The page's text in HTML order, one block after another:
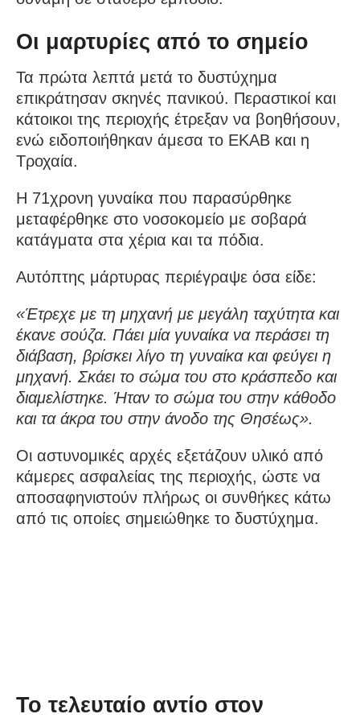
Οι μαρτυρίες από το σημείο
Τα πρώτα λεπτά μετά το δυστύχημα
επικράτησαν σκηνές πανικού. Περαστικοί και
κάτοικοι της περιοχής έτρεξαν να βοηθήσουν,
ενώ ειδοποιήθηκαν άμεσα το ΕΚΑΒ και η
Τροχαία.
Η 71χρονη γυναίκα που παρασύρθηκε
μεταφέρθηκε στο νοσοκομείο με σοβαρά
κατάγματα στα χέρια και τα πόδια.
Αυτόπτης μάρτυρας περιέγραψε όσα είδε:
«Έτρεχε με τη μηχανή με μεγάλη ταχύτητα και
έκανε σούζα. Πάει μία γυναίκα να περάσει τη
διάβαση, βρίσκει λίγο τη γυναίκα και φεύγει η
μηχανή. Σκάει το σώμα του στο κράσπεδο και
διαμελίστηκε. Ήταν το σώμα του στην κάθοδο
και τα άκρα του στην άνοδο της Θησέως».
Οι αστυνομικές αρχές εξετάζουν υλικό από
κάμερες ασφαλείας της περιοχής, ώστε να
αποσαφηνιστούν πλήρως οι συνθήκες κάτω
από τις οποίες σημειώθηκε το δυστύχημα.
Το τελευταίο αντίο στον